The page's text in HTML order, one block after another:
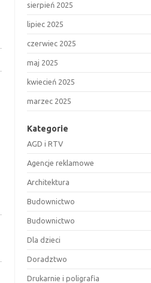
sierpień 2025
lipiec 2025
czerwiec 2025
maj 2025
kwiecień 2025
marzec 2025
Kategorie
AGD i RTV
Agencje reklamowe
Architektura
Budownictwo
Budownictwo
Dla dzieci
Doradztwo
Drukarnie i poligrafia